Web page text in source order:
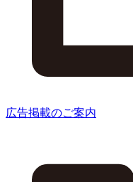
広告掲載のご案内